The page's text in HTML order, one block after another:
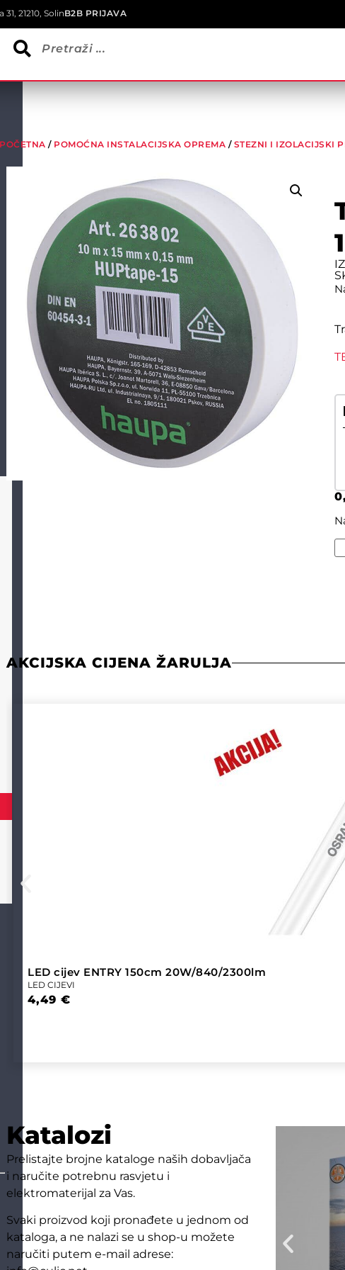
21210, SolinB2B PRIJAVA
POČETNA / POMOĆNA INSTALACIJSKA OPREMA / STEZNI I IZOLACIJSKI
AKCIJSKA CIJENA ŽARULJA
LED cijev ENTRY 150cm 20W/840/2300lm
LED CIJEVI
4,49€
Katalozi
Prelistajte brojne kataloge naših dobavljača
i naručite potrebnu rasvjetu i
elektromaterijal za Vas.
Svaki proizvod koji pronađete u jednom od
kataloga, a ne nalazi se u shop-u možete
naručiti putem e-mail adrese: